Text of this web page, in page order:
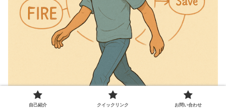
自己紹介 クイックリンク お問い合わせ